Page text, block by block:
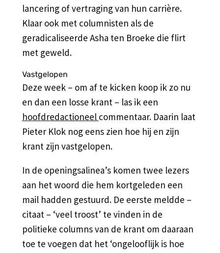
lancering of vertraging van hun carrière.
Klaar ook met columnisten als de
geradicaliseerde Asha ten Broeke die flirt
met geweld.
Vastgelopen
Deze week – om af te kicken koop ik zo nu
en dan een losse krant – las ik een
hoofdredactioneel commentaar. Daarin laat
Pieter Klok nog eens zien hoe hij en zijn
krant zijn vastgelopen.
In de openingsalinea’s komen twee lezers
aan het woord die hem kortgeleden een
mail hadden gestuurd. De eerste meldde –
citaat – ‘veel troost’ te vinden in de
politieke columns van de krant om daaraan
toe te voegen dat het ‘ongelooflijk is hoe